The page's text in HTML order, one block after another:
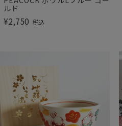
ルド
¥2,750 税込